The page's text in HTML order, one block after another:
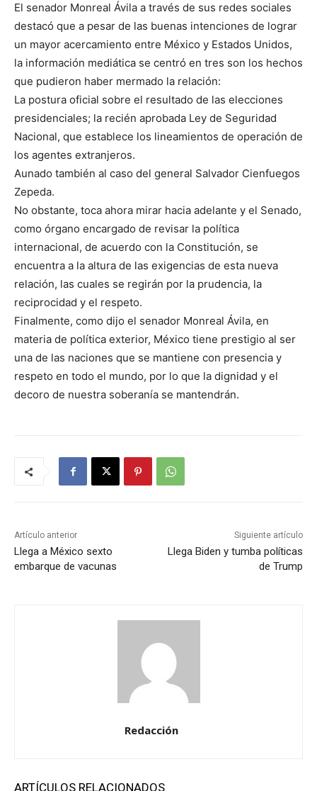
El senador Monreal Ávila a través de sus redes sociales
destacó que a pesar de las buenas intenciones de lograr
un mayor acercamiento entre México y Estados Unidos,
la información mediática se centró en tres son los hechos
que pudieron haber mermado la relación:
La postura oficial sobre el resultado de las elecciones
presidenciales; la recién aprobada Ley de Seguridad
Nacional, que establece los lineamientos de operación de
los agentes extranjeros.
Aunado también al caso del general Salvador Cienfuegos
Zepeda.
No obstante, toca ahora mirar hacia adelante y el Senado,
como órgano encargado de revisar la política
internacional, de acuerdo con la Constitución, se
encuentra a la altura de las exigencias de esta nueva
relación, las cuales se regirán por la prudencia, la
reciprocidad y el respeto.
Finalmente, como dijo el senador Monreal Ávila, en
materia de política exterior, México tiene prestigio al ser
una de las naciones que se mantiene con presencia y
respeto en todo el mundo, por lo que la dignidad y el
decoro de nuestra soberanía se mantendrán.
Artículo anterior
Llega a México sexto
embarque de vacunas
Siguiente artículo
Llega Biden y tumba políticas
de Trump
Redacción
ARTÍCULOS RELACIONADOS